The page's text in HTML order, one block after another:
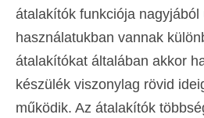
átalakítók funkciója nagyjából
használatukban vannak
átalakítókat általában akkor
készülék viszonylag rövid
működik. Az átalakítók